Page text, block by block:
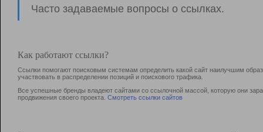
Часто задаваемые вопросы о ссылках.
Как работают ссылки?
Ссылки помогают поисковым системам определить какой сайт наилучшим
участвовать в раcпределении позиций и поискового трафика.
Все успешные бренды владеют сайтами со ссылочной массой, которую они
продвижения своего проекта. Смотреть ссылки сайтов